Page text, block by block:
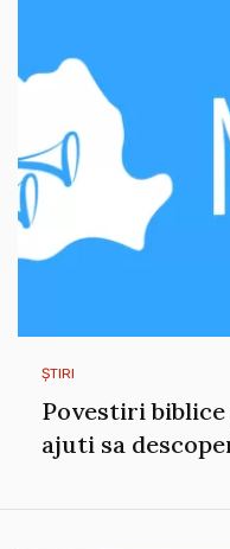
ȘTIRI
Povestiri
ajuti sa